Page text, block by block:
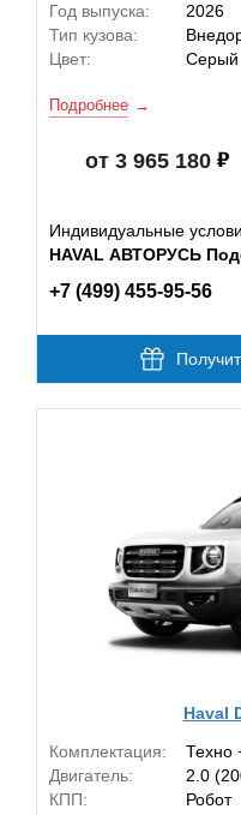
Год выпуска:
2026
Тип кузова:
Цвет:
Серый
Подробнее
от 3 965 180
Индивидуальные
HAVAL АВТОРУСЬ
+7 (499) 455-95-56
Haval
Комплектация:
Техно
Двигатель:
2.0
КПП:
Робот